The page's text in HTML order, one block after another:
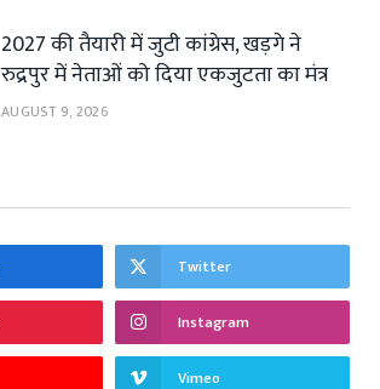
2027 की तैयारी में जुटी कांग्रेस, खड़गे ने
रुद्रपुर में नेताओं को दिया एकजुटता का मंत्र
AUGUST 9, 2026
Twitter
Instagram
Vimeo